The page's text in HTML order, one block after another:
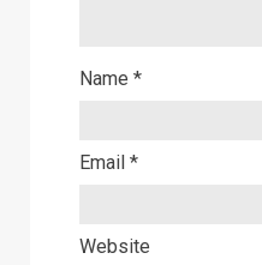
Name *
Email *
Website